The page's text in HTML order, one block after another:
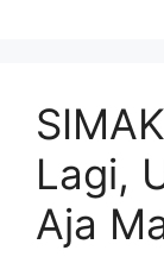
Lagi,
Aja